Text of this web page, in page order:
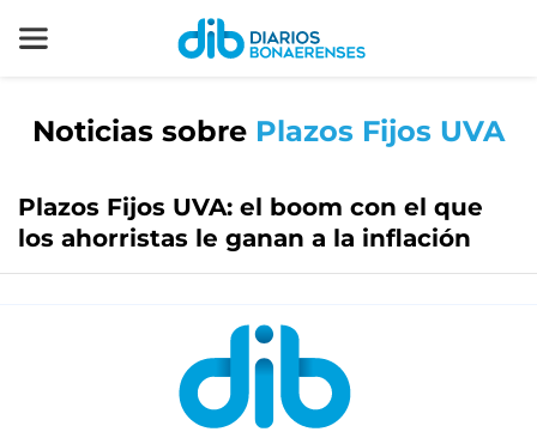
Noticias sobre Plazos Fijos UVA
Plazos Fijos UVA: el boom con el que
los ahorristas le ganan a la inflación